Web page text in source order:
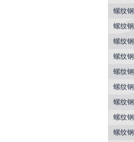
螺纹钢
螺纹钢
螺纹钢
螺纹钢
螺纹钢
螺纹钢
螺纹钢
螺纹钢
螺纹钢